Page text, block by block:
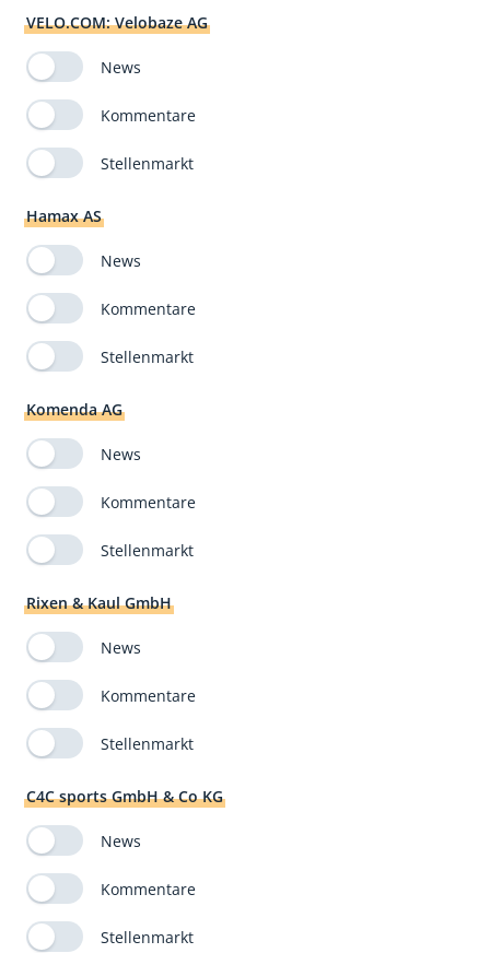
VELO.COM: Velobaze AG
News
Kommentare
Stellenmarkt
Hamax AS
News
Kommentare
Stellenmarkt
Komenda AG
News
Kommentare
Stellenmarkt
Rixen & Kaul GmbH
News
Kommentare
Stellenmarkt
C4C sports GmbH & Co KG
News
Kommentare
Stellenmarkt